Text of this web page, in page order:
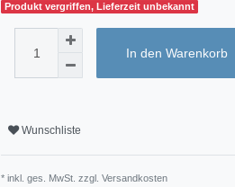
Produkt vergriffen, Lieferzeit unbekannt
In den Warenkorb
Wunschliste
* inkl. ges. MwSt. zzgl. Versandkosten